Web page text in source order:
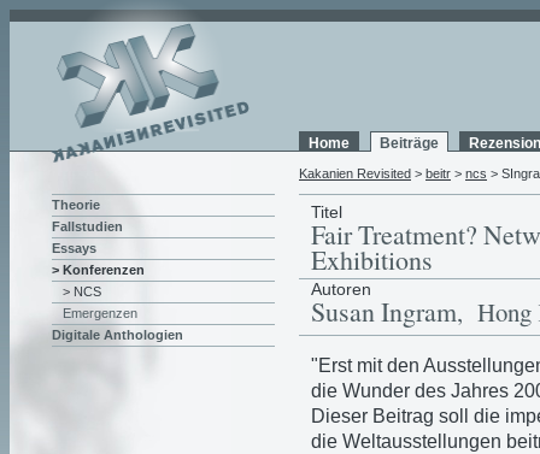
Home Beiträge
Kakanien Revisited > beitr > ncs >
Titel
Fair Treatment?
Exhibitions
Autoren
Susan Ingram, Hong
"Erst mit den
die Wunder des Jahres
Dieser Beitrag soll die
die Weltausstellungen
Theorie
Fallstudien
Essays
> Konferenzen
> NCS
Emergenzen
Digitale Anthologien